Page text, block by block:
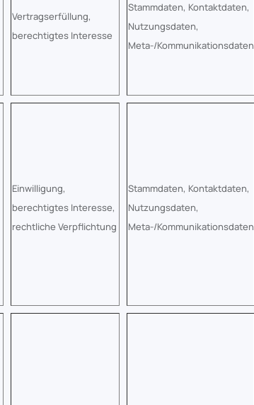
Vertragserfüllung,
berechtigtes Interesse
Stammdaten, Kontaktdaten,
Nutzungsdaten,
Meta-/Kommunikationsdaten
Einwilligung,
berechtigtes Interesse,
rechtliche Verpflichtung
Stammdaten, Kontaktdaten,
Nutzungsdaten,
Meta-/Kommunikationsdaten